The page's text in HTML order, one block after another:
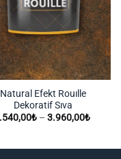
Natural Efekt Rouılle
Dekoratif Sıva
₺ – 3.960,00₺Fiyat